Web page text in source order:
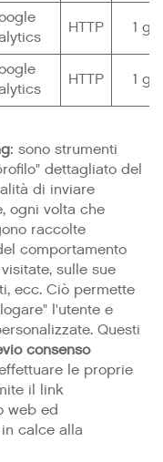
HTTP 1
HTTP 1
: sono strumenti
dettagliato del
di inviare
ogni volta che
raccolte
comportamento
sulle sue
ecc. Ciò permette
l'utente e
Questi
consenso
le proprie
il link
web ed
calce alla